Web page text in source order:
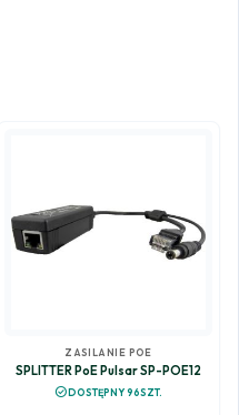
ZASILANIE POE
SPLITTER PoE Pulsar SP-POE12
check_circleDOSTĘPNY 96SZT.